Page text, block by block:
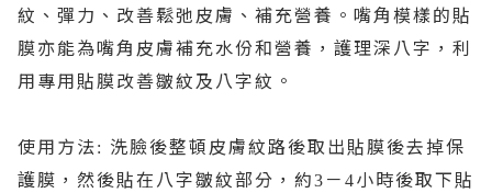
紋、彈力、改善鬆弛皮膚、補充營養。嘴角模樣的貼
膜亦能為嘴角皮膚補充水份和營養，護理深八字，利
用專用貼膜改善皺紋及八字紋。
使用方法: 洗臉後整頓皮膚紋路後取出貼膜後去掉保
護膜，然後貼在八字皺紋部分，約3 － 4小時後取下貼